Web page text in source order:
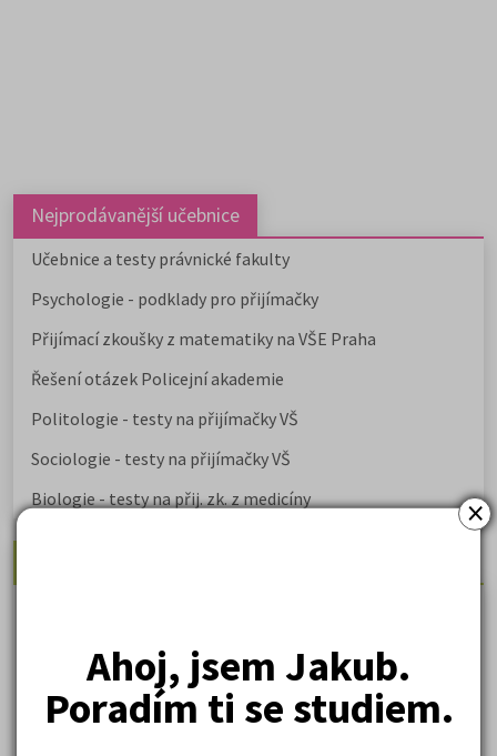
×
Ahoj, jsem Jakub.
Poradím ti se studiem.
Nejprodávanější učebnice
Učebnice a testy právnické fakulty
Psychologie - podklady pro přijímačky
Přijímací zkoušky z matematiky na VŠE Praha
Řešení otázek Policejní akademie
Politologie - testy na přijímačky VŠ
Sociologie - testy na přijímačky VŠ
Biologie - testy na přij. zk. z medicíny
Lékařské fakulty, farmacie
Společenské a human. vědy